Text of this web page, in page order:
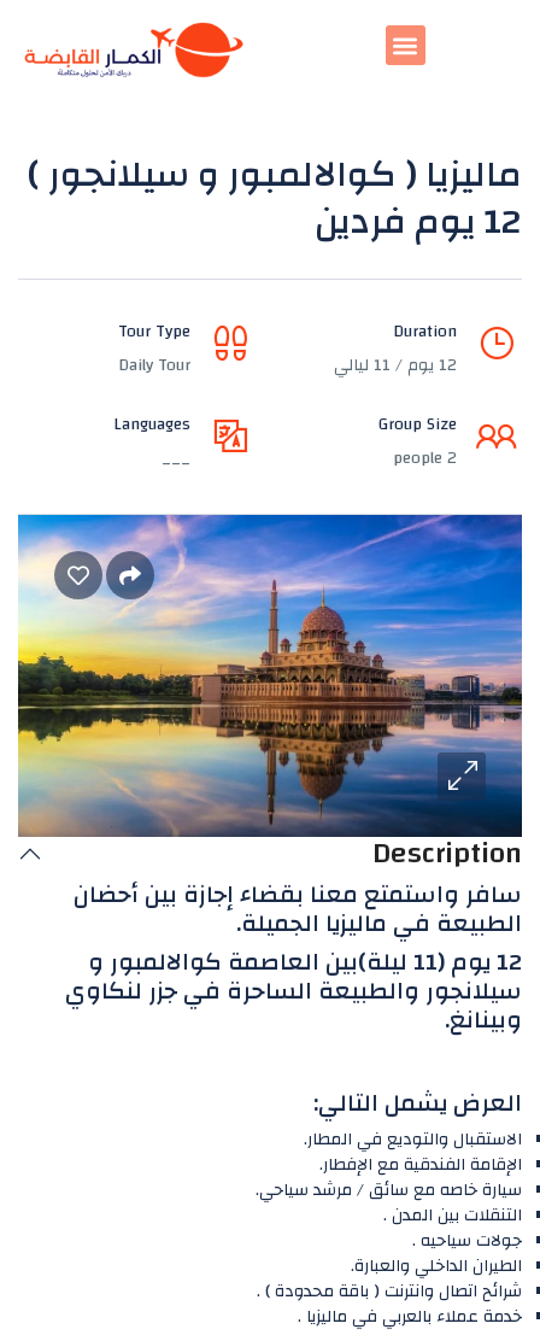
ماليزيا ( كوالالمبور و سيلانجور )
12 يوم فردين
Duration
12 يوم / 11 ليالي
Tour Type
Daily Tour
Group Size
2 people
Languages
___
Description
سافر واستمتع معنا بقضاء إجازة بين أحضان
الطبيعة في ماليزيا الجميلة.
12 يوم (11 ليلة)بين العاصمة كوالالمبور و
سيلانجور والطبيعة الساحرة في جزر لنكاوي
وبينانغ.
العرض يشمل التالي:
الاستقبال والتوديع في المطار.
الإقامة الفندقية مع الإفطار.
سيارة خاصه مع سائق / مرشد سياحي.
التنقلات بين المدن .
جولات سياحيه .
الطيران الداخلي والعبارة.
شرائح اتصال وانترنت ( باقة محدودة ) .
خدمة عملاء بالعربي في ماليزيا .